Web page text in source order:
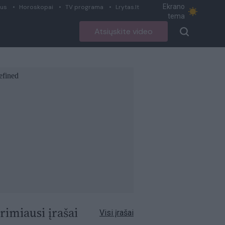
Horoskopai TV programa Lrytas.lt
Ekrano
tema
Atsiųskite video
įrašai Visi įrašai